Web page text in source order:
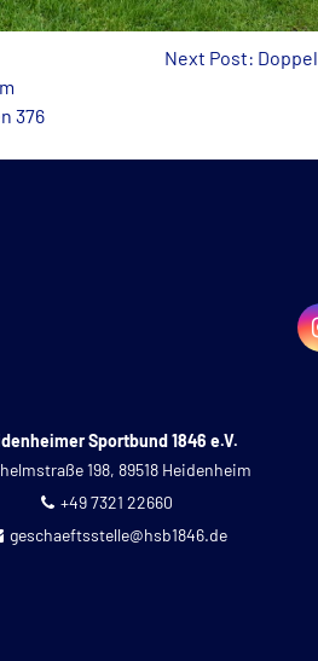
376
Next Post:
Sportbund 1846 e.V.
198, 89518 Heidenheim
+49 7321 22660
geschaeftsstelle@hsb1846.de